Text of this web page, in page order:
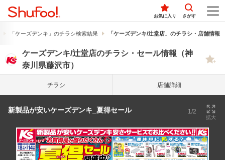
お気に入り さがす
「ケーズデンキ」のチラシ検索結果 「ケーズデンキ/辻堂店」のチラシ・店舗情報
ケーズデンキ/辻堂店のチラシ・セール情報（神
奈川県藤沢市）
チラシ 店舗詳細
新製品が安いケーズデンキ_夏得セール 1/2
拡大